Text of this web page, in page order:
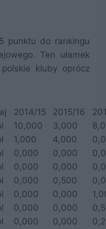
punktu do rankingu
Ten ułamek
kluby oprócz
2014/15 2015/16
10,000 3,000
1,000 4,000
0,000 0,000
0,000 0,000
0,000 0,500
0,000 0,000
0,000 0,000
0,000 0,000